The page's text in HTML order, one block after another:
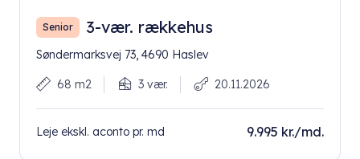
Senior 3-vær. rækkehus
Søndermarksvej 73, 4690 Haslev
68 m2 3 vær. 20.11.2026
Leje ekskl. aconto pr. md 9.995 kr./md.